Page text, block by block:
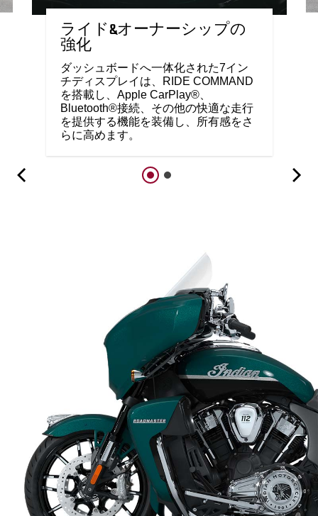
ライド&オーナーシップの
強化
ダッシュボードへ一体化された7イン
チディスプレイは、RIDE COMMAND
を搭載し、Apple CarPlay®、
Bluetooth®接続、その他の快適な走行
を提供する機能を装備し、所有感をさ
らに高めます。